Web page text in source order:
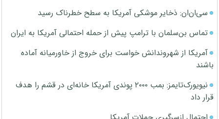
سی‌ان‌ان: ذخایر موشکی آمریکا به سطح خطرناک رسید
تماس بن‌سلمان با ترامپ پیش از حمله احتمالی آمریکا به ایران
آمریکا از شهروندانش خواست برای خروج از خاورمیانه آماده
باشند
نیویورک‌تایمز: بمب ۲۰۰۰ پوندی آمریکا خانه‌ای در قشم را هدف
قرار داد